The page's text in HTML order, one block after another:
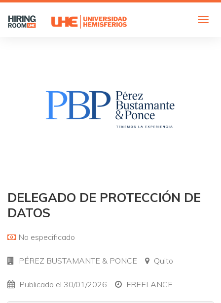
DELEGADO DE PROTECCIÓN DE
DATOS
No especificado
PÉREZ BUSTAMANTE & PONCE Quito
Publicado el 30/01/2026 FREELANCE